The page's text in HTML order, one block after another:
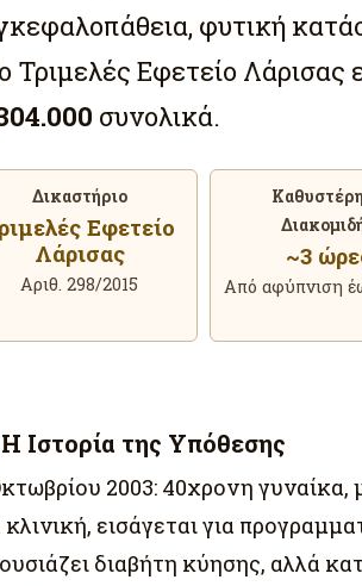
φυτική
Τριμελές Εφετείο Λάρισας
συνολικά.
Δικαστήριο
Εφετείο
Λάρισας
Αριθ. 298/2015
~3
Από αφύπνιση
Η Ιστορία της Υπόθεσης
2003: 40χρονη
κλινική, εισάγεται για
διαβήτη κύησης, αλλά